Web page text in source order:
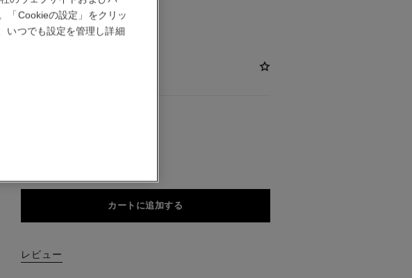
詳細
品番 182360
カートに追加する
レビュー
「Cookieの設定」をクリッ
いつでも設定を管理し詳細